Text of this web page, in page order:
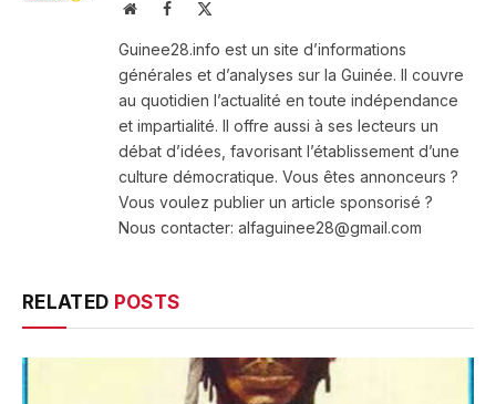
WebsiteFacebook
Guinee28.info est un site d’informations
générales et d’analyses sur la Guinée. Il couvre
au quotidien l’actualité en toute indépendance
et impartialité. Il offre aussi à ses lecteurs un
débat d’idées, favorisant l’établissement d’une
culture démocratique. Vous êtes annonceurs ?
Vous voulez publier un article sponsorisé ?
Nous contacter: alfaguinee28@gmail.com
RELATED POSTS